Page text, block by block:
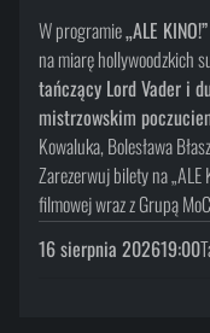
W programie„ALE KINO!”
na miarę hollywoodzkich
tańczący Lord Vader i
mistrzowskim
Kowaluka, Bolesława
Zarezerwuj bilety na
filmowej wraz z Grupą
16 sierpnia 202619:00